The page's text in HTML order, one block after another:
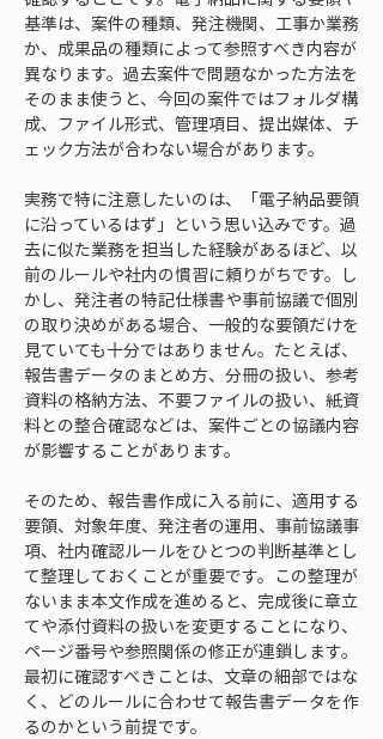
基準は、案件の種類、発注機関、工事か業務
か、成果品の種類によって参照すべき内容が
異なります。過去案件で問題なかった方法を
そのまま使うと、今回の案件ではフォルダ構
成、ファイル形式、管理項目、提出媒体、チ
ェック方法が合わない場合があります。
実務で特に注意したいのは、「電子納品要領
に沿っているはず」という思い込みです。過
去に似た業務を担当した経験があるほど、以
前のルールや社内の慣習に頼りがちです。し
かし、発注者の特記仕様書や事前協議で個別
の取り決めがある場合、一般的な要領だけを
見ていても十分ではありません。たとえば、
報告書データのまとめ方、分冊の扱い、参考
資料の格納方法、不要ファイルの扱い、紙資
料との整合確認などは、案件ごとの協議内容
が影響することがあります。
そのため、報告書作成に入る前に、適用する
要領、対象年度、発注者の運用、事前協議事
項、社内確認ルールをひとつの判断基準とし
て整理しておくことが重要です。この整理が
ないまま本文作成を進めると、完成後に章立
てや添付資料の扱いを変更することになり、
ページ番号や参照関係の修正が連鎖します。
最初に確認すべきことは、文章の細部ではな
く、どのルールに合わせて報告書データを作
るのかという前提です。